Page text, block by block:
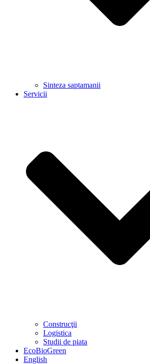
Sinteza saptamanii
Servicii
Construcţii
Logistica
Studii de piata
EcoBioGreen
English